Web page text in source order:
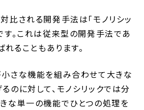
比される開発手法は「モノリシッ
す。これは従来型の開発手法であ
れることもあります。
さな機能を組み合わせて大きな
のに対して、モノシリックでは分
な単一の機能でひとつの処理を